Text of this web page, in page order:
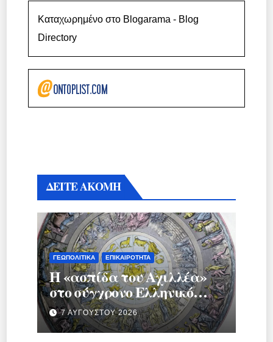
Καταχωρημένο στο Blogarama - Blog
Directory
ΔΕΙΤΕ ΑΚΟΜΗ
ΓΕΩΠΟΛΙΤΙΚΆ ΕΠΙΚΑΙΡΌΤΗΤΑ
Η «ασπίδα του Αχιλλέα»
στο σύγχρονο Ελληνικό
κράτος.
7 ΑΥΓΟΎΣΤΟΥ 2026